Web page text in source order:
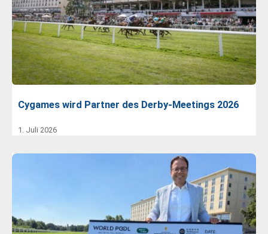
Cygames wird Partner des Derby-Meetings 2026
1. Juli 2026